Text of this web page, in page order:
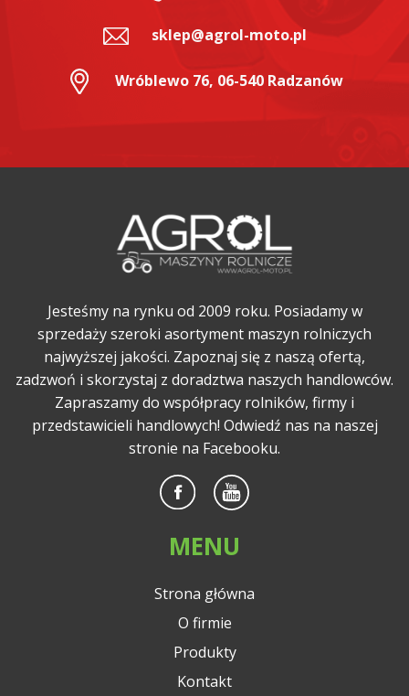
sklep@agrol-moto.pl
Wróblewo 76, 06-540 Radzanów
Jesteśmy na rynku od 2009 roku. Posiadamy w
sprzedaży szeroki asortyment maszyn rolniczych
najwyższej jakości. Zapoznaj się z naszą ofertą,
zadzwoń i skorzystaj z doradztwa naszych handlowców.
Zapraszamy do współpracy rolników, firmy i
przedstawicieli handlowych! Odwiedź nas na naszej
stronie na Facebooku.
MENU
Strona główna
O firmie
Produkty
Kontakt